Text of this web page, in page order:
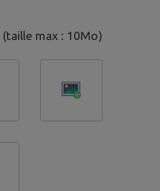
max : 10Mo)